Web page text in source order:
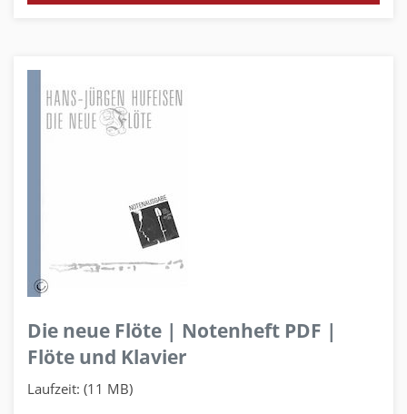
Die neue Flöte | Notenheft PDF |
Flöte und Klavier
Laufzeit: (11 MB)